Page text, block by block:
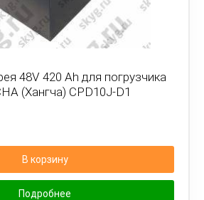
48V 420 Ah для погрузчика
(Хангча) CPD10J-D1
В корзину
Подробнее